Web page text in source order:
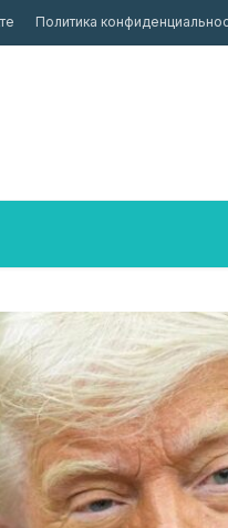
Политика